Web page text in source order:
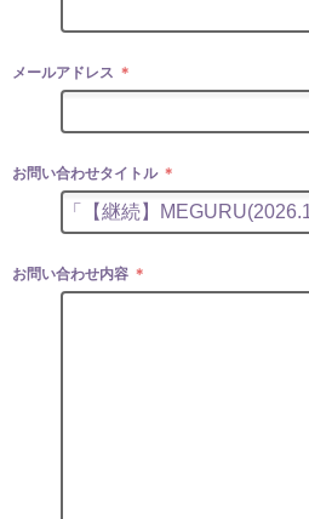
メールアドレス ＊
お問い合わせタイトル ＊
お問い合わせ内容 ＊